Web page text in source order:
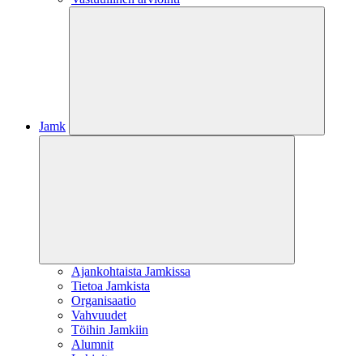
Jamk
Ajankohtaista Jamkissa
Tietoa Jamkista
Organisaatio
Vahvuudet
Töihin Jamkiin
Alumnit